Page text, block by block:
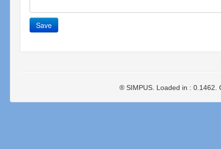
Save
® SIMPUS. Loaded in : 0.1462.